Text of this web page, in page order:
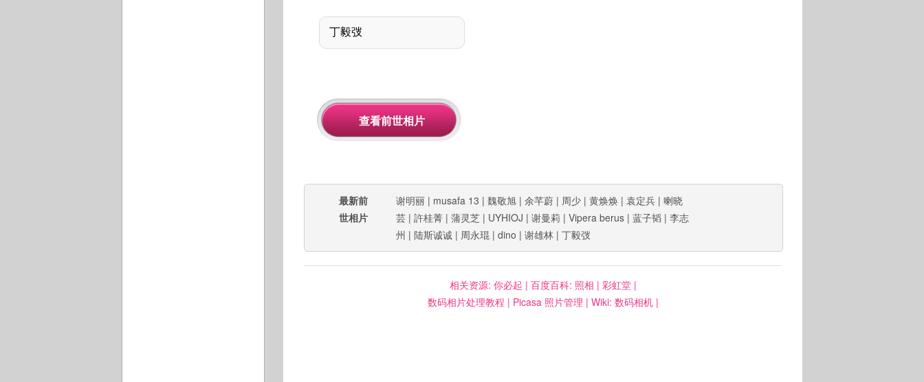
最新前
世相片
谢明丽 | musafa 13 | 魏敬旭 | 余芊蔚 | 周少 | 黄焕焕 | 袁定兵 | 喇晓
芸 | 許桂菁 | 蒲灵芝 | UYHIOJ | 谢曼莉 | Vipera berus | 蓝子韬 | 李志
州 | 陆斯诚诚 | 周永琨 | dino | 谢雄林 | 丁毅弢
相关资源: 你必起 | 百度百科: 照相 | 彩虹堂|
数码相片处理教程 | Picasa 照片管理 | Wiki: 数码相机|